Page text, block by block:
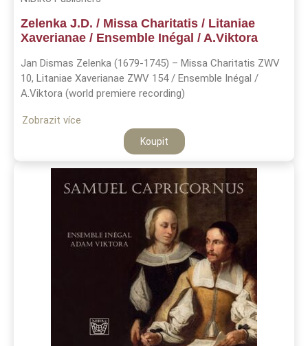
Zelenka J.D. / Missa Charitatis / Litaniae
Xaverianae / Ensemble Inégal / A.Viktora
Jan Dismas Zelenka (1679-1745) – Missa Charitatis ZWV
10, Litaniae Xaverianae ZWV 154 / Ensemble Inégal /
A.Viktora (world premiere recording)
Zobrazit více
Koupit